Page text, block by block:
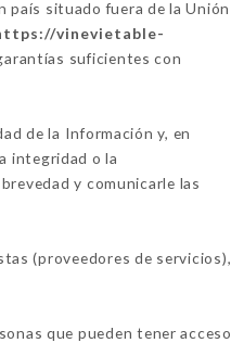
país situado fuera de la Unión
vinevietable-
suficientes con
de la Información y, en
integridad o la
y comunicarle las
(proveedores de servicios),
que pueden tener acceso